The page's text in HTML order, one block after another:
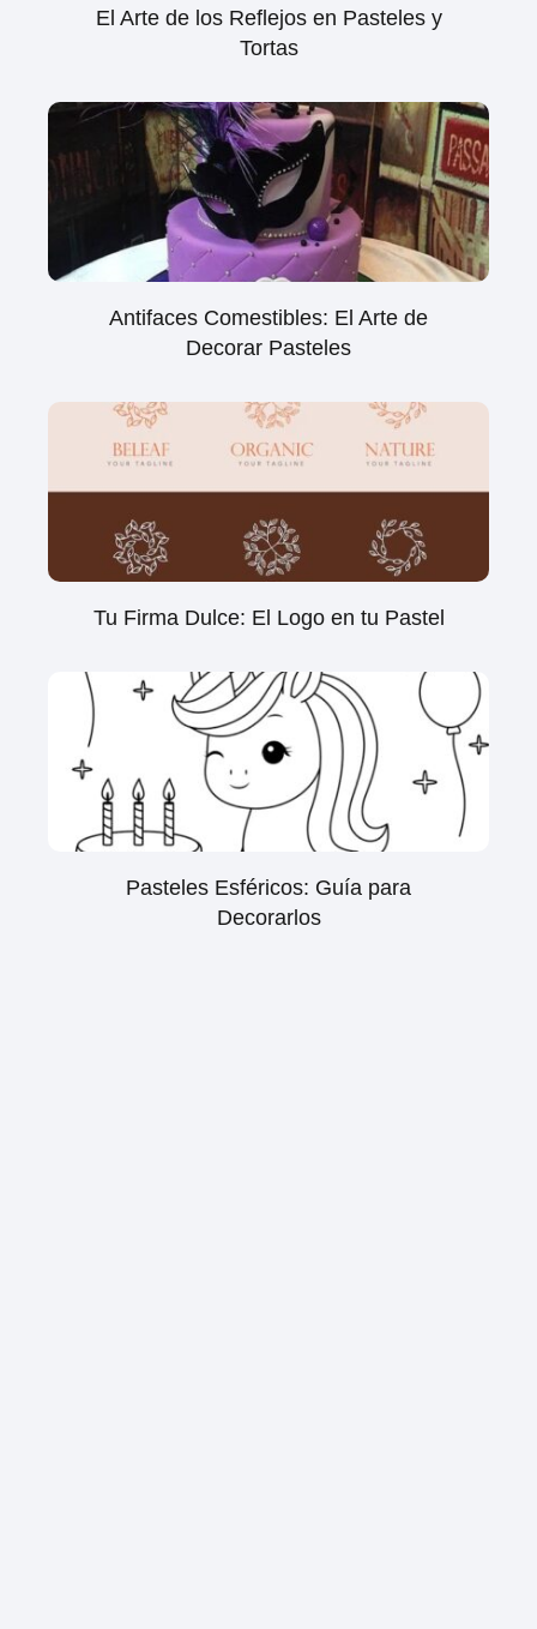
El Arte de los Reflejos en Pasteles y
Tortas
Antifaces Comestibles: El Arte de
Decorar Pasteles
Tu Firma Dulce: El Logo en tu Pastel
Pasteles Esféricos: Guía para
Decorarlos